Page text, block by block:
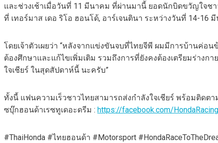
และช่วงเช้าเมื่อวันที่ 11 มีนาคม ที่ผ่านมานี้ ยอดนักบิดขวัญใจช
ที่ เทอร์มาส เดอ ริโอ ฮอนโด้, อาร์เจนตินา ระหว่างวันที่ 14-
โดยเจ้าตัวเผยว่า “หลังจากแข่งขันจบที่ไทยจีพี ผมมีการบ้านค่อ
ต้องศึกษาและแก้ไขเพิ่มเติม รวมถึงการที่ยังคงต้องเตรียมร่าง
ใจเชียร์ ในสุดสัปดาห์นี้ นะครับ”
ทั้งนี้ แฟนความเร็วชาวไทยสามารถส่งกำลังใจเชียร์ พร้อมติดต
ซบุ๊กฮอนด้าเรซทูเดอะดรีม : https://facebook.com/
#ThaiHonda #ไทยฮอนด้า #Motorsport